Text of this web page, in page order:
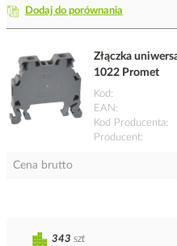
Dodaj do porównania
Złączka
1022 Promet
Kod
EAN
Kod Producenta
Producent
Cena brutto
343 szt